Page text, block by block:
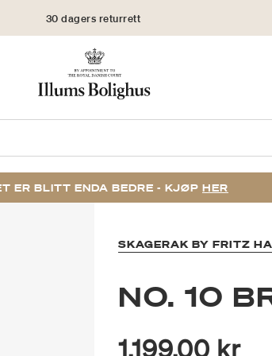
30 dagers returrett
ER BLITT ENDA BEDRE - KJØP HER
SKAGERAK BY FRITZ
NO. 10
1.199,00 kr